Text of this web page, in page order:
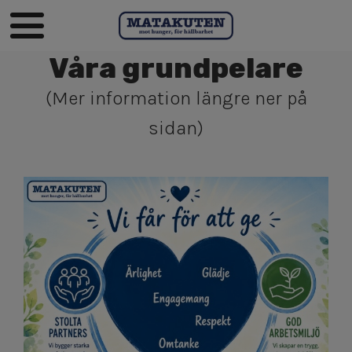
Våra grundpelare
(Mer information längre ner på
sidan)